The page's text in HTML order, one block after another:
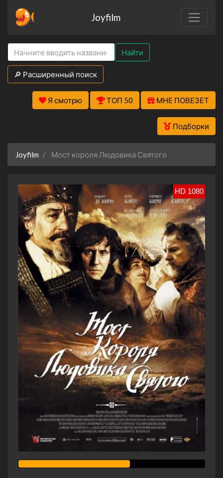
Joyfilm
Найти
🔎 Расширенный поиск
Я смотрю ТОП 50 МНЕ ПОВЕЗЕТ
Подборки
Joyfilm Мост короля Людовика Святого
HD 1080